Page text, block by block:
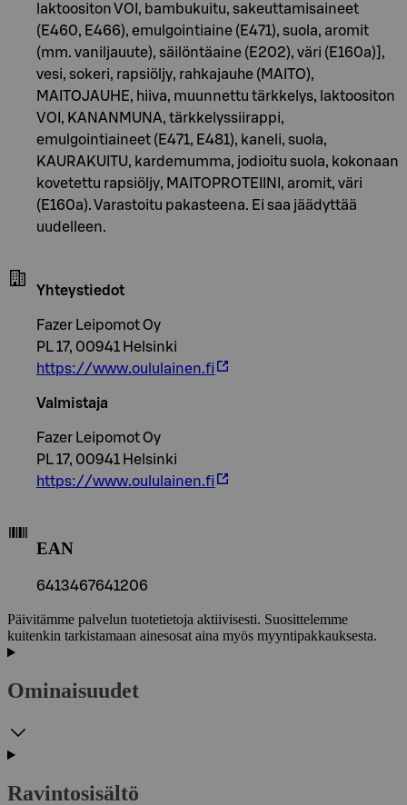
laktoositon VOI, bambukuitu, sakeuttamisaineet
(E460, E466), emulgointiaine (E471), suola, aromit
(mm. vaniljauute), säilöntäaine (E202), väri (E160a)],
vesi, sokeri, rapsiöljy, rahkajauhe (MAITO),
MAITOJAUHE, hiiva, muunnettu tärkkelys, laktoositon
VOI, KANANMUNA, tärkkelyssiirappi,
emulgointiaineet (E471, E481), kaneli, suola,
KAURAKUITU, kardemumma, jodioitu suola, kokonaan
kovetettu rapsiöljy, MAITOPROTEIINI, aromit, väri
(E160a). Varastoitu pakasteena. Ei saa jäädyttää
uudelleen.
Yhteystiedot
Fazer Leipomot Oy
PL 17, 00941 Helsinki
https://www.oululainen.fi
Valmistaja
Fazer Leipomot Oy
PL 17, 00941 Helsinki
https://www.oululainen.fi
EAN
6413467641206
Päivitämme palvelun tuotetietoja aktiivisesti. Suosittelemme
kuitenkin tarkistamaan ainesosat aina myös myyntipakkauksesta.
Ominaisuudet
Ravintosisältö